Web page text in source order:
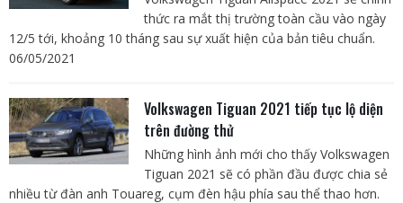
thức ra mắt thị trường toàn cầu vào ngày
12/5 tới, khoảng 10 tháng sau sự xuất hiện của bản tiêu chuẩn.
06/05/2021
Volkswagen Tiguan 2021 tiếp tục lộ diện
trên đường thử
Những hình ảnh mới cho thấy Volkswagen
Tiguan 2021 sẽ có phần đầu được chia sẻ
nhiều từ đàn anh Touareg, cụm đèn hậu phía sau thể thao hơn.